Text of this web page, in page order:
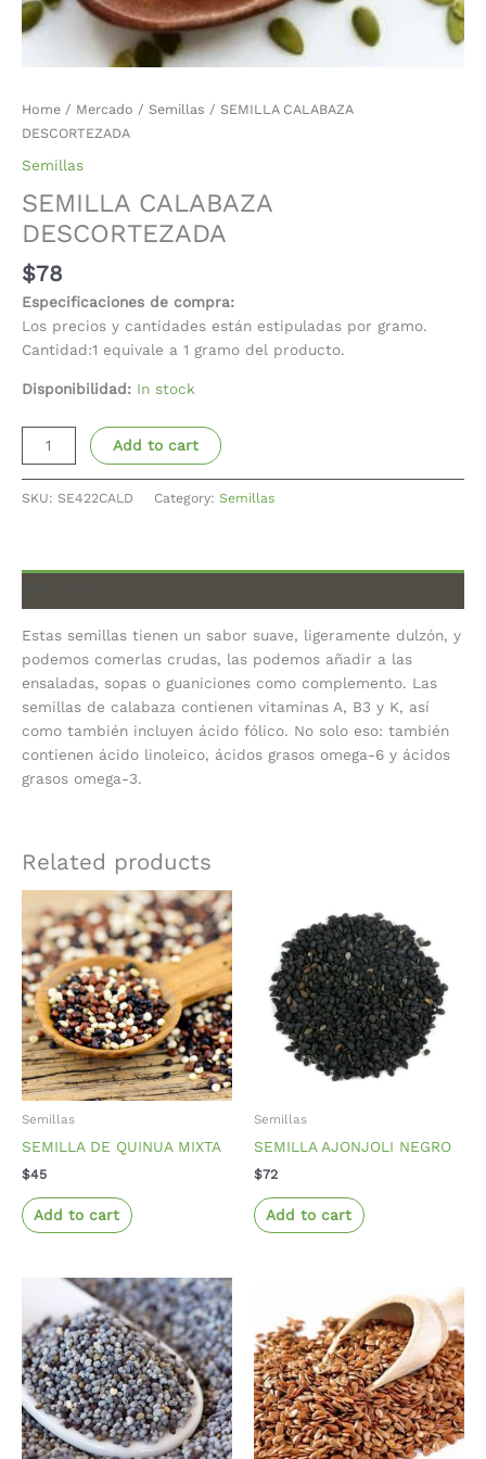
Home / Mercado / Semillas / SEMILLA CALABAZA
DESCORTEZADA
Semillas
SEMILLA CALABAZA
DESCORTEZADA
$78
Especificaciones de compra:
Los precios y cantidades están estipuladas por gramo.
Cantidad:1 equivale a 1 gramo del producto.
Disponibilidad: In stock
Add to cart
SKU: SE422CALD Category: Semillas
Estas semillas tienen un sabor suave, ligeramente dulzón, y
podemos comerlas crudas, las podemos añadir a las
ensaladas, sopas o guaniciones como complemento. Las
semillas de calabaza contienen vitaminas A, B3 y K, así
como también incluyen ácido fólico. No solo eso: también
contienen ácido linoleico, ácidos grasos omega-6 y ácidos
grasos omega-3.
Related products
Semillas
SEMILLA DE QUINUA MIXTA
$45
Add to cart
Semillas
SEMILLA AJONJOLI NEGRO
$72
Add to cart